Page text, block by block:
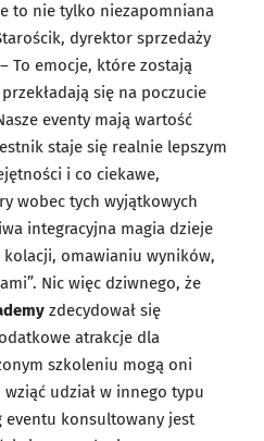
to nie tylko niezapomniana
dyrektor sprzedaży
To emocje, które zostają
się na poczucie
eventy mają wartość
staje się realnie lepszym
i co ciekawe,
wobec tych wyjątkowych
integracyjna magia dzieje
omawianiu wyników,
Nic więc dziwnego, że
zdecydował się
atrakcje dla
szkoleniu mogą oni
udział w innego typu
eventu konsultowany jest